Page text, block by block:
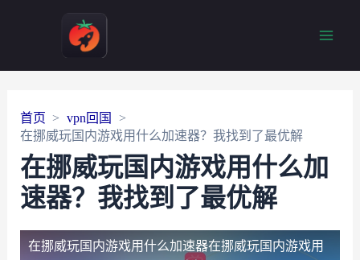
首页
vpn回国
在挪威玩国内游戏用什么加速器？我找到了最优解
在挪威玩国内游戏用什么加
速器？我找到了最优解
在挪威玩国内游戏用什么加速器在挪威玩国内游戏用